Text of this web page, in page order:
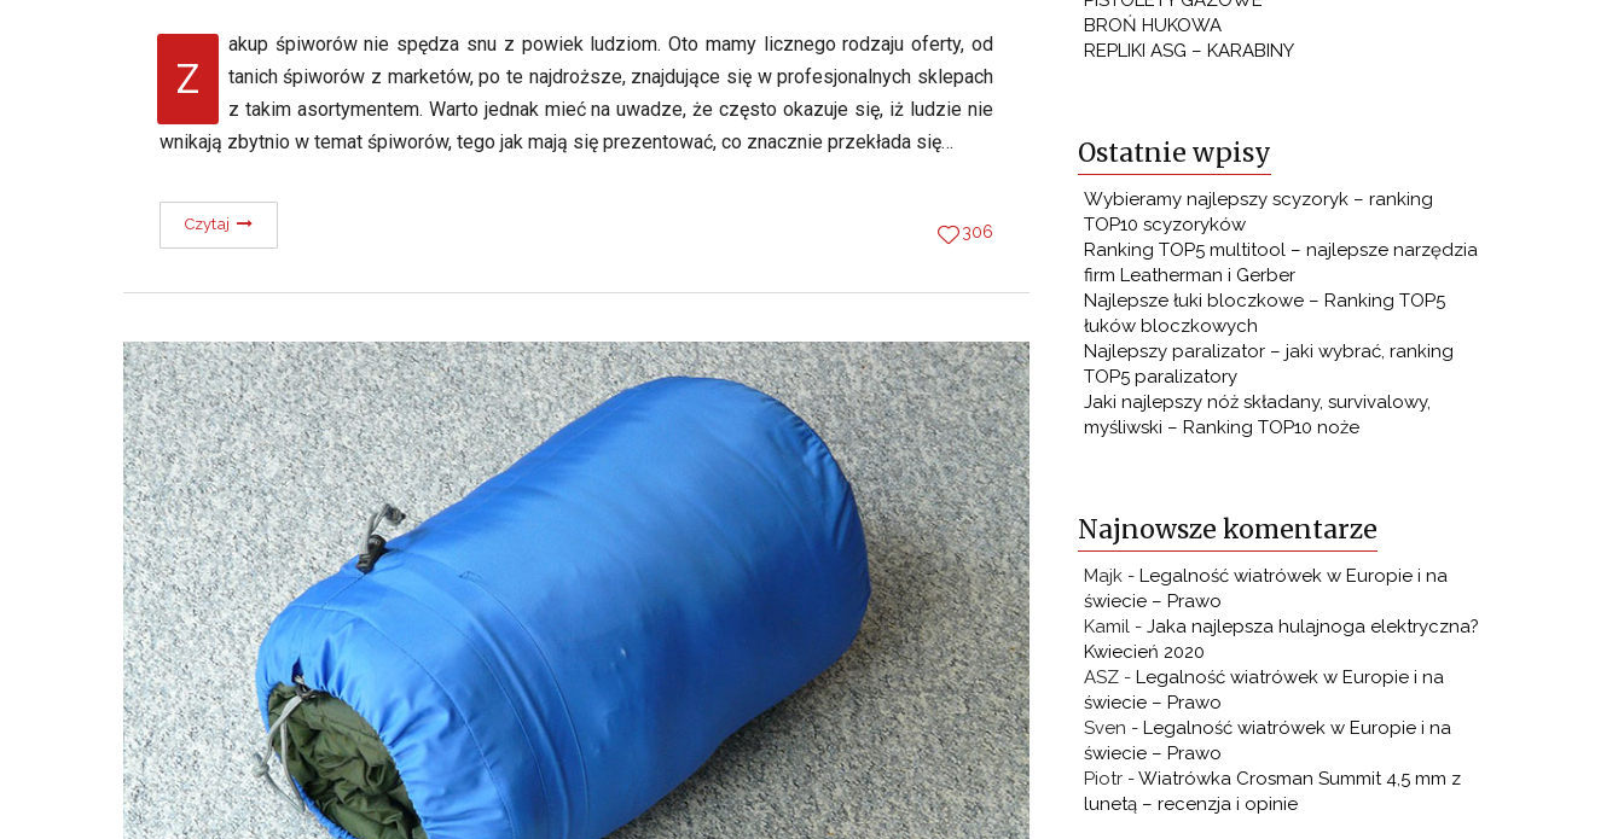
Z
akup śpiworów nie spędza snu z powiek ludziom. Oto mamy licznego rodzaju oferty, od
tanich śpiworów z marketów, po te najdroższe, znajdujące się w profesjonalnych sklepach
z takim asortymentem. Warto jednak mieć na uwadze, że często okazuje się, iż ludzie nie
wnikają zbytnio w temat śpiworów, tego jak mają się prezentować, co znacznie przekłada się…
Czytaj 306
BROŃ HUKOWA
REPLIKI ASG – KARABINY
Ostatnie wpisy
Wybieramy najlepszy scyzoryk – ranking
TOP10 scyzoryków
Ranking TOP5 multitool – najlepsze narzędzia
firm Leatherman i Gerber
Najlepsze łuki bloczkowe – Ranking TOP5
łuków bloczkowych
Najlepszy paralizator – jaki wybrać, ranking
TOP5 paralizatory
Jaki najlepszy nóż składany, survivalowy,
myśliwski – Ranking TOP10 noże
Najnowsze komentarze
Majk - Legalność wiatrówek w Europie i na
świecie – Prawo
Kamil - Jaka najlepsza hulajnoga elektryczna?
Kwiecień 2020
ASZ - Legalność wiatrówek w Europie i na
świecie – Prawo
Sven - Legalność wiatrówek w Europie i na
świecie – Prawo
Piotr -Wiatrówka Crosman Summit 4,5 mm z
lunetą – recenzja i opinie